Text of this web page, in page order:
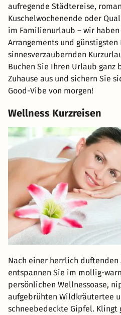
aufregende Städtereise,
Kuschelwochenende oder
im Familienurlaub – wir
Arrangements und günstigsten
sinnesverzaubernden
Buchen Sie Ihren Urlaub ganz
Zuhause aus und sichern Sie
Good-Vibe von morgen!
Wellness Kurzreisen
Nach einer herrlich duftenden
entspannen Sie im mollig-
persönlichen Wellnessoase,
aufgebrühten Wildkräutertee
schneebedeckte Gipfel. Klingt